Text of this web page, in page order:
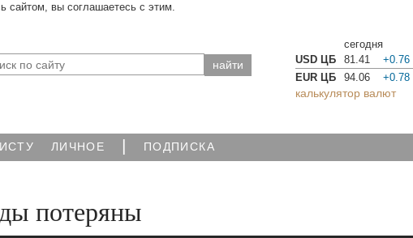
сайтом, вы соглашаетесь с этим.
сегодня
USD ЦБ
81.41 +0.76
EUR ЦБ
94.06 +0.78
калькулятор валют
ЛИЧНОЕ | ПОДПИСКА
потеряны